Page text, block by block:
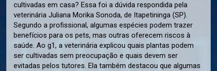
cultivadas em casa? Essa foi a dúvida respondida pela
veterinária Juliana Morika Sonoda, de Itapetininga (SP).
Segundo a profissional, algumas espécies podem trazer
benefícios para os pets, mas outras oferecem riscos à
saúde. Ao g1, a veterinária explicou quais plantas podem
ser cultivadas sem preocupação e quais devem ser
evitadas pelos tutores. Ela também destacou que algumas